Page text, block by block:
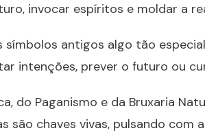
invocar espíritos e moldar a
símbolos antigos algo tão
intenções, prever o futuro ou
do Paganismo e da Bruxaria
são chaves vivas, pulsando com